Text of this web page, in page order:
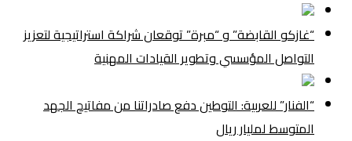
“غازكو القابضة” و “مبرة” توقعان شراكة استراتيجية لتعزيز
التواصل المؤسسي وتطوير القيادات المهنية
“الفنار” للعربية: التوطين دفع صادراتنا من مفاتيح الجهد
المتوسط لمليار ريال